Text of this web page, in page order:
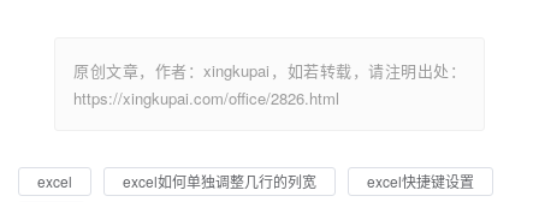
原创文章，作者：xingkupai，如若转载，请注明出处：
https://xingkupai.com/office/2826.html
excel excel如何单独调整几行的列宽
excel快捷键设置